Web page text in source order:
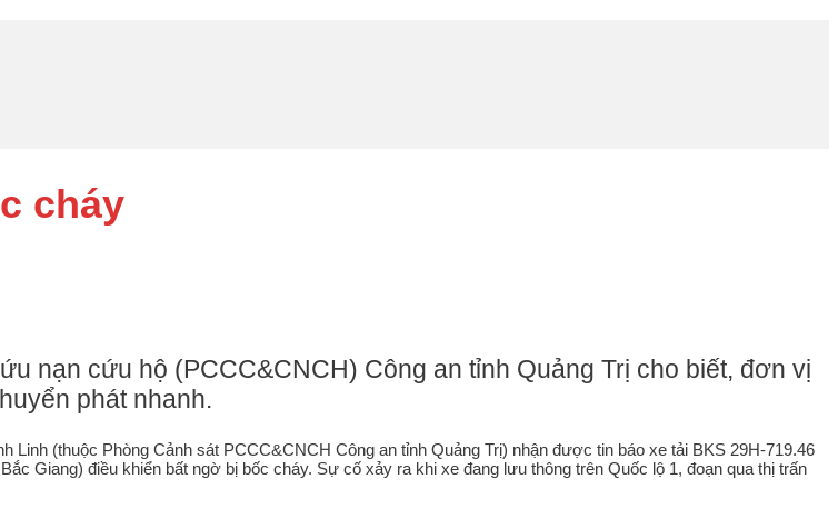
cháy
nạn cứu hộ (PCCC&CNCH) Công an tỉnh Quảng Trị cho biết, đơn vị
phát nhanh.
(thuộc Phòng Cảnh sát PCCC&CNCH Công an tỉnh Quảng Trị) nhận được tin báo xe tải BKS 29H-719.46
Giang) điều khiển bất ngờ bị bốc cháy. Sự cố xảy ra khi xe đang lưu thông trên Quốc lộ 1, đoạn qua thị trấn